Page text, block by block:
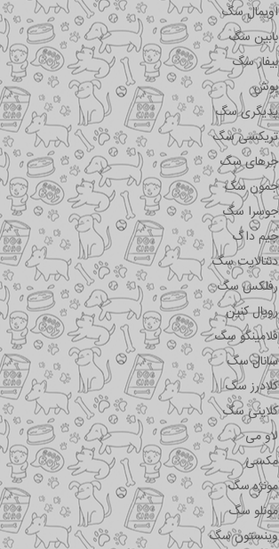
اویمال سگ
بابین سگ
بیفار سگ
بوش
پدیگری سگ
تریکسی سگ
جرهای سگ
جمون سگ
جوسرا سگ
جیم داگ
دنتالایت سگ
رفلکس سگ
رویال کنین
فلامینگو سگ
سانال سگ
کلادرز سگ
کلاینی سگ
لاو می
مکسی
مونژه سگ
مونلو سگ
وینستون سگ